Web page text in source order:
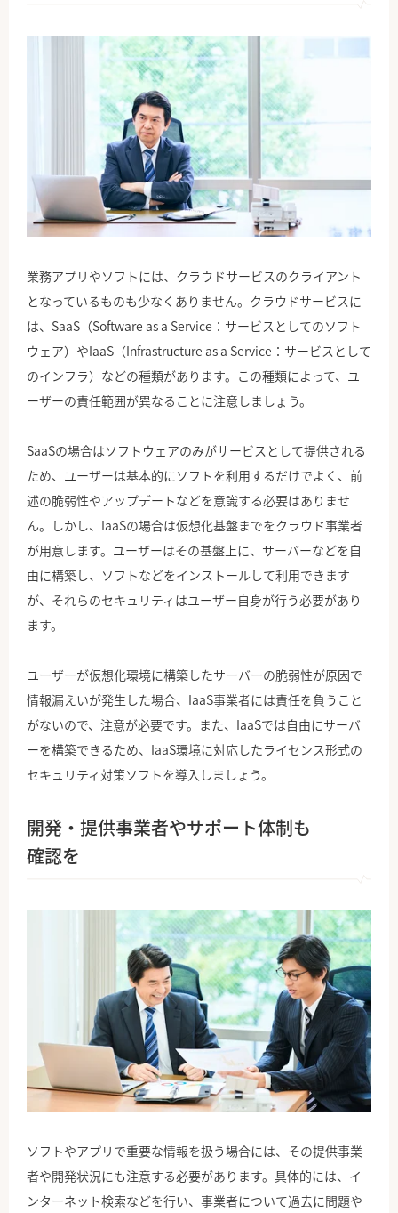
業務アプリやソフトには、クラウドサービスのクライアント
となっているものも少なくありません。クラウドサービスに
は、SaaS（Software as a Service：サービスとしてのソフト
ウェア）やIaaS（Infrastructure as a Service：サービスとして
のインフラ）などの種類があります。この種類によって、ユ
ーザーの責任範囲が異なることに注意しましょう。
SaaSの場合はソフトウェアのみがサービスとして提供される
ため、ユーザーは基本的にソフトを利用するだけでよく、前
述の脆弱性やアップデートなどを意識する必要はありませ
ん。しかし、IaaSの場合は仮想化基盤までをクラウド事業者
が用意します。ユーザーはその基盤上に、サーバーなどを自
由に構築し、ソフトなどをインストールして利用できます
が、それらのセキュリティはユーザー自身が行う必要があり
ます。
ユーザーが仮想化環境に構築したサーバーの脆弱性が原因で
情報漏えいが発生した場合、IaaS事業者には責任を負うこと
がないので、注意が必要です。また、IaaSでは自由にサーバ
ーを構築できるため、IaaS環境に対応したライセンス形式の
セキュリティ対策ソフトを導入しましょう。
開発・提供事業者やサポート体制も
確認を
ソフトやアプリで重要な情報を扱う場合には、その提供事業
者や開発状況にも注意する必要があります。具体的には、イ
ンターネット検索などを行い、事業者について過去に問題や